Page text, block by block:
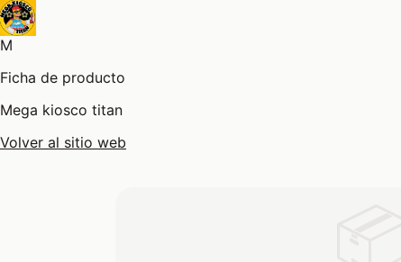
M
Ficha de producto
Mega kiosco titan
Volver al sitio web